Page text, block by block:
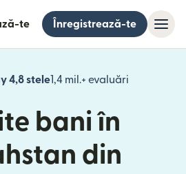
te Înregistrează-te
4,8 stele1,4 mil.+ evaluări
(se
bani în
din